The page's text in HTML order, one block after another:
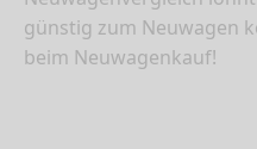
günstig zum Neuwagen
beim Neuwagenkauf!